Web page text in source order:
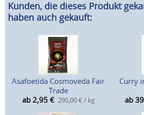
Kunden, die dieses Produkt
haben auch gekauft:
Asafoetida Cosmoveda Fair
Trade
ab 2,95 € 295,00 € / kg
Curry
ab